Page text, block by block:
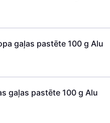
gaļas pastēte 100 g Alu
gaļas pastēte 100 g Alu